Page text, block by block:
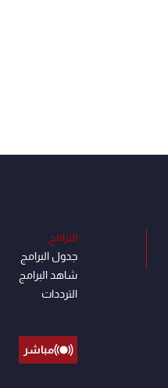
البرامج
جدول البرامج
شاهد البرامج
الترددات
مباشر